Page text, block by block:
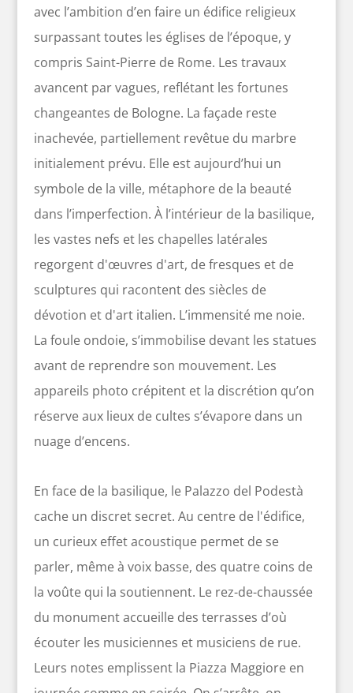
avec l’ambition d’en faire un édifice religieux
surpassant toutes les églises de l’époque, y
compris Saint-Pierre de Rome. Les travaux
avancent par vagues, reflétant les fortunes
changeantes de Bologne. La façade reste
inachevée, partiellement revêtue du marbre
initialement prévu. Elle est aujourd’hui un
symbole de la ville, métaphore de la beauté
dans l’imperfection. À l’intérieur de la basilique,
les vastes nefs et les chapelles latérales
regorgent d'œuvres d'art, de fresques et de
sculptures qui racontent des siècles de
dévotion et d'art italien. L’immensité me noie.
La foule ondoie, s’immobilise devant les statues
avant de reprendre son mouvement. Les
appareils photo crépitent et la discrétion qu’on
réserve aux lieux de cultes s’évapore dans un
nuage d’encens.
En face de la basilique, le Palazzo del Podestà
cache un discret secret. Au centre de l'édifice,
un curieux effet acoustique permet de se
parler, même à voix basse, des quatre coins de
la voûte qui la soutiennent. Le rez-de-chaussée
du monument accueille des terrasses d’où
écouter les musiciennes et musiciens de rue.
Leurs notes emplissent la Piazza Maggiore en